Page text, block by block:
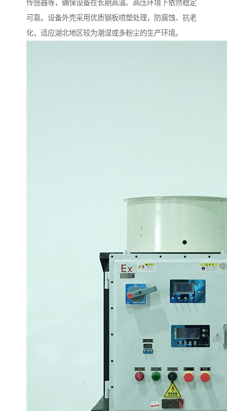
传感器等，确保设备在长期高温、高压环境下依然稳定
可靠。设备外壳采用优质钢板喷塑处理，防腐蚀、抗老
化，适应湖北地区较为潮湿或多粉尘的生产环境。